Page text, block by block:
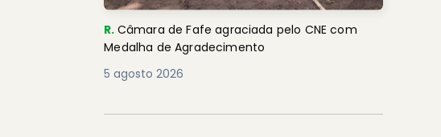
R. Câmara de Fafe agraciada pelo CNE com
Medalha de Agradecimento
5 agosto 2026